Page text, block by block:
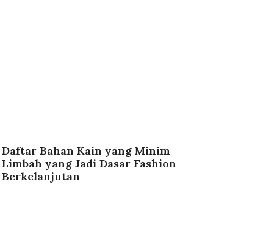
Daftar Bahan Kain yang Minim
Limbah yang Jadi Dasar Fashion
Berkelanjutan